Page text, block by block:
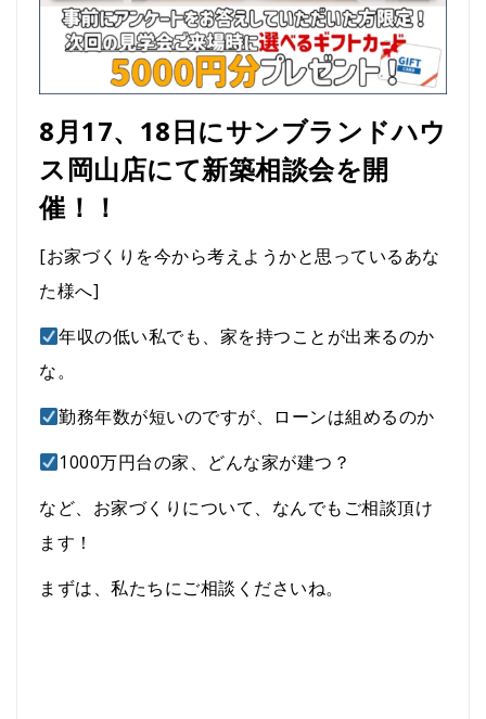
8月17、18日にサンブランドハウ
ス岡山店にて新築相談会を開
催！！
[お家づくりを今から考えようかと思っているあな
た様へ]
年収の低い私でも、家を持つことが出来るのか
な。
勤務年数が短いのですが、ローンは組めるのか
1000万円台の家、どんな家が建つ？
など、お家づくりについて、なんでもご相談頂け
ます！
まずは、私たちにご相談くださいね。